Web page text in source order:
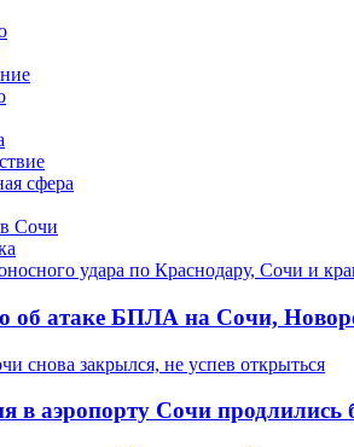
сфера
Сочи
об атаке БПЛА на Сочи,
в аэропорту Сочи продлились